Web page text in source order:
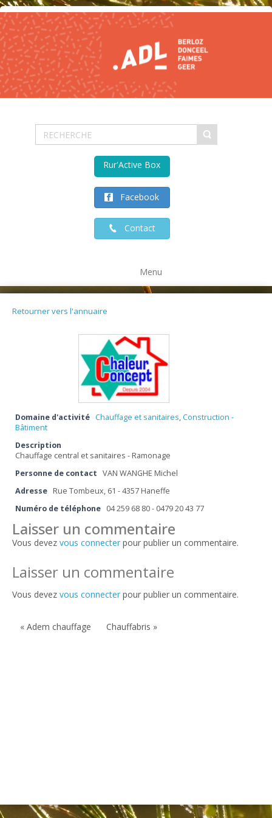
Facebook
Contact
Rur'Active Box
Menu
Retourner vers l'annuaire
Domaine d'activité Chauffage et sanitaires, Construction -
Bâtiment
Description
Chauffage central et sanitaires - Ramonage
Personne de contact VAN WANGHE Michel
Adresse Rue Tombeux, 61 - 4357 Haneffe
Numéro de téléphone 04 259 68 80 - 0479 20 43 77
Laisser un commentaire
Vous devez vous connecter pour publier un commentaire.
Laisser un commentaire
Vous devez vous connecter pour publier un commentaire.
« Adem chauffage Chauffabris »